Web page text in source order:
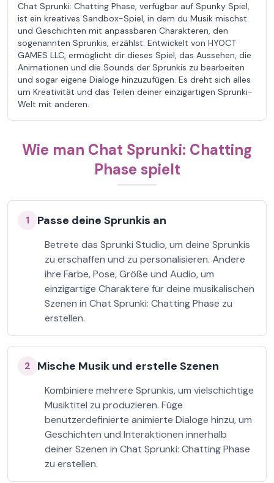
Chat Sprunki: Chatting Phase, verfügbar auf Spunky Spiel,
ist ein kreatives Sandbox-Spiel, in dem du Musik mischst
und Geschichten mit anpassbaren Charakteren, den
sogenannten Sprunkis, erzählst. Entwickelt von HYOCT
GAMES LLC, ermöglicht dir dieses Spiel, das Aussehen, die
Animationen und die Sounds der Sprunkis zu bearbeiten
und sogar eigene Dialoge hinzuzufügen. Es dreht sich alles
um Kreativität und das Teilen deiner einzigartigen Sprunki-
Welt mit anderen.
Wie man Chat Sprunki: Chatting
Phase spielt
1 Passe deine Sprunkis an
Betrete das Sprunki Studio, um deine Sprunkis
zu erschaffen und zu personalisieren. Ändere
ihre Farbe, Pose, Größe und Audio, um
einzigartige Charaktere für deine musikalischen
Szenen in Chat Sprunki: Chatting Phase zu
erstellen.
2 Mische Musik und erstelle Szenen
Kombiniere mehrere Sprunkis, um vielschichtige
Musiktitel zu produzieren. Füge
benutzerdefinierte animierte Dialoge hinzu, um
Geschichten und Interaktionen innerhalb
deiner Szenen in Chat Sprunki: Chatting Phase
zu erstellen.